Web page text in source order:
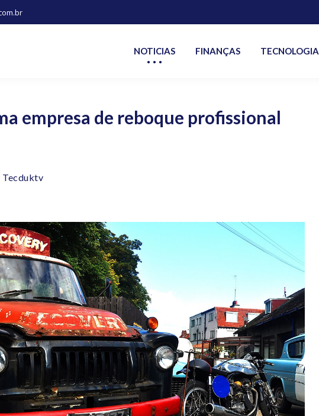
NOTICIAS FINANÇAS TECNOLOGIA
empresa de reboque profissional
Tecduktv